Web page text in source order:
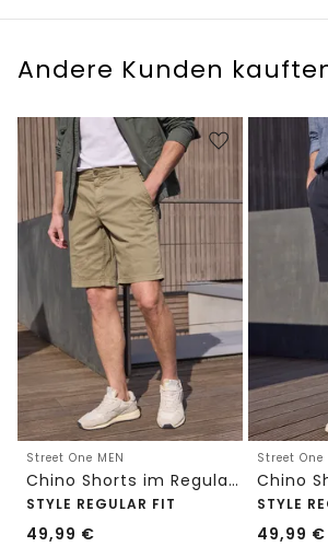
Andere Kunden
Street One MEN
Chino Shorts im Regular Fit mit Flexbund
STYLE REGULAR FIT
49,99 €
Street One
STYLE
49,99 €